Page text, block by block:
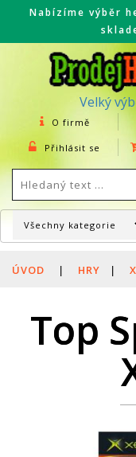
Nabízíme výběr
Velký
O firmě
Přihlásit se
ÚVOD | HRY |
Top